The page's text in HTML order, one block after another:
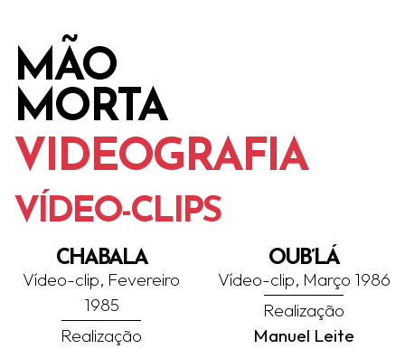
MÃO
MORTA
VIDEOGRAFIA
VÍDEO-CLIPS
CHABALA
Vídeo-clip, Fevereiro
1985
Realização
OUB’LÁ
Vídeo-clip, Março 1986
Realização
Manuel Leite